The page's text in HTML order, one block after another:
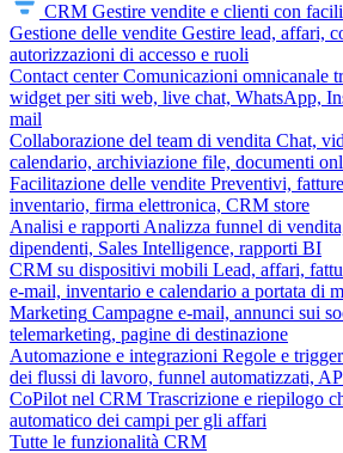
CRM Gestire vendite e clienti con
Gestione delle vendite Gestire lead, affari,
autorizzazioni di accesso e ruoli
Contact center Comunicazioni omnicanale
widget per siti web, live chat, WhatsApp,
mail
Collaborazione del team di vendita Chat,
calendario, archiviazione file, documenti
Facilitazione delle vendite Preventivi,
inventario, firma elettronica, CRM store
Analisi e rapporti Analizza funnel di
dipendenti, Sales Intelligence, rapporti BI
CRM su dispositivi mobili Lead, affari,
e-mail, inventario e calendario a portata di
Marketing Campagne e-mail, annunci sui
telemarketing, pagine di destinazione
Automazione e integrazioni Regole e
dei flussi di lavoro, funnel automatizzati,
CoPilot nel CRM Trascrizione e riepilogo
automatico dei campi per gli affari
Tutte le funzionalità CRM